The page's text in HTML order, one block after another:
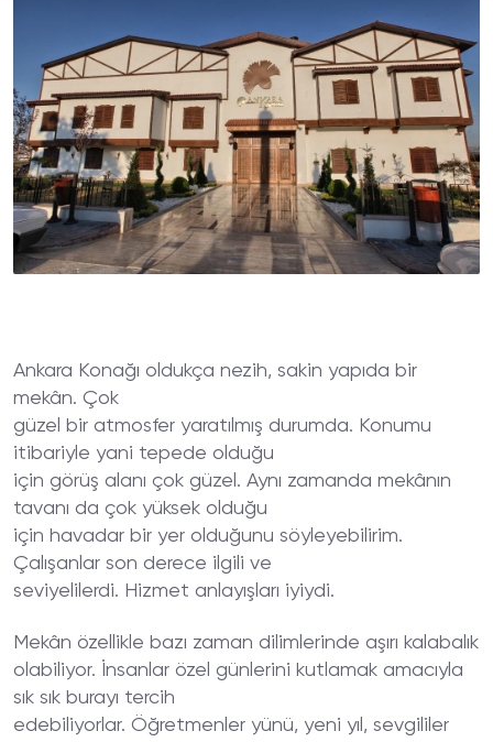
Ankara Konağı oldukça nezih, sakin yapıda bir
mekân. Çok
güzel bir atmosfer yaratılmış durumda. Konumu
itibariyle yani tepede olduğu
için görüş alanı çok güzel. Aynı zamanda mekânın
tavanı da çok yüksek olduğu
için havadar bir yer olduğunu söyleyebilirim.
Çalışanlar son derece ilgili ve
seviyelilerdi. Hizmet anlayışları iyiydi.
Mekân özellikle bazı zaman dilimlerinde aşırı kalabalık
olabiliyor. İnsanlar özel günlerini kutlamak amacıyla
sık sık burayı tercih
edebiliyorlar. Öğretmenler yünü, yeni yıl, sevgililer